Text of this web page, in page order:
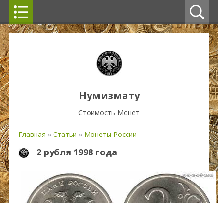
Нумизмату
Стоимость Монет
Главная » Статьи » Монеты России
2 рубля 1998 года